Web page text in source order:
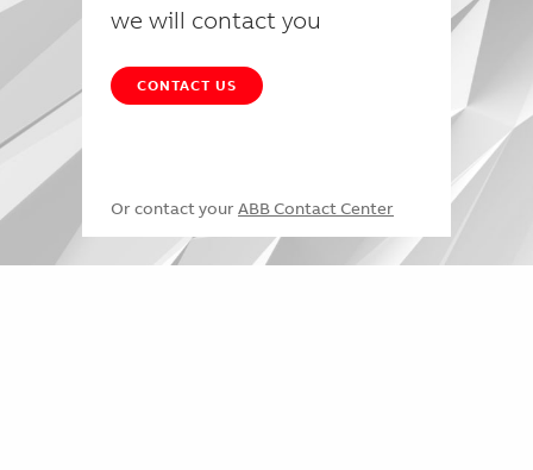
we will contact you
CONTACT US
Or contact your ABB Contact Center